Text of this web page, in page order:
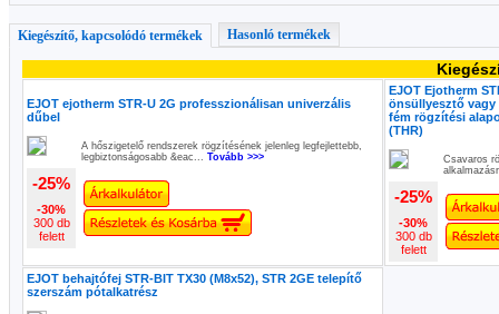
Kiegészítő, kapcsolódó termékek Hasonló termékek
EJOT ejotherm STR-U 2G professzionálisan univerzális
dűbel
A hőszigetelő rendszerek rögzítésének jelenleg legfejlettebb,
legbiztonságosabb &eac... Tovább >>>
-25%
-30%
300 db
felett
EJOT Ejotherm
önsüllyesztő vagy
fém rögzítési
(THR)
Csavaros
-25%
-30%
300 db
felett
EJOT behajtófej STR-BIT TX30 (M8x52), STR 2GE telepítő
szerszám pótalkatrész